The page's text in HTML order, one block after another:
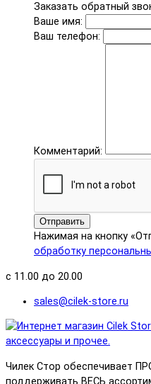
Заказать обратный
Ваше имя:
Ваш телефон:
Комментарий:
Отправить
Нажимая на кнопку
обработку
с 11.00 до 20.00
sales@cilek-store.ru
Чилек Стор обеспечивает
поддерживать ВЕСЬ